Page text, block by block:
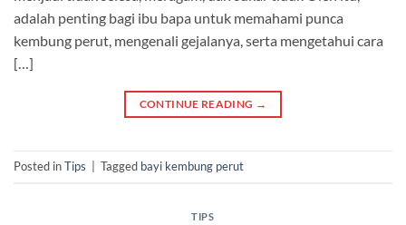
adalah penting bagi ibu bapa untuk memahami punca
kembung perut, mengenali gejalanya, serta mengetahui cara
[…]
CONTINUE READING →
Posted inTips Tagged bayi kembung perut
TIPS